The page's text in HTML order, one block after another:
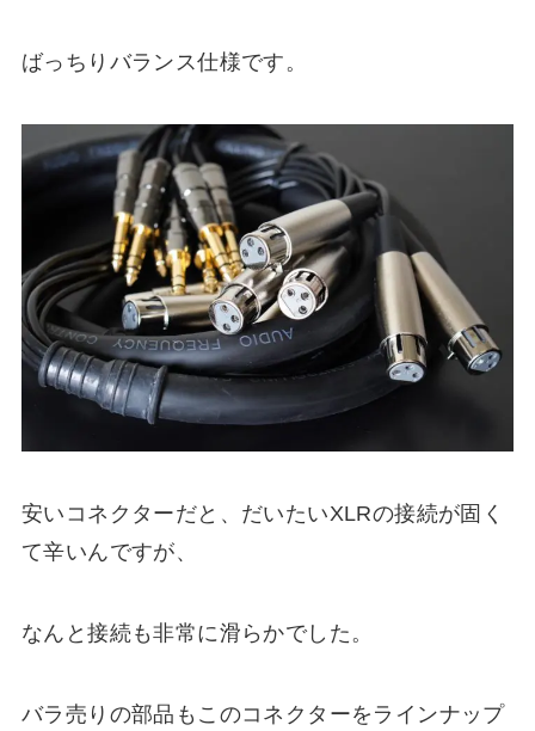
ばっちりバランス仕様です。
安いコネクターだと、だいたいXLRの接続が固く
て辛いんですが、
なんと接続も非常に滑らかでした。
バラ売りの部品もこのコネクターをラインナップ